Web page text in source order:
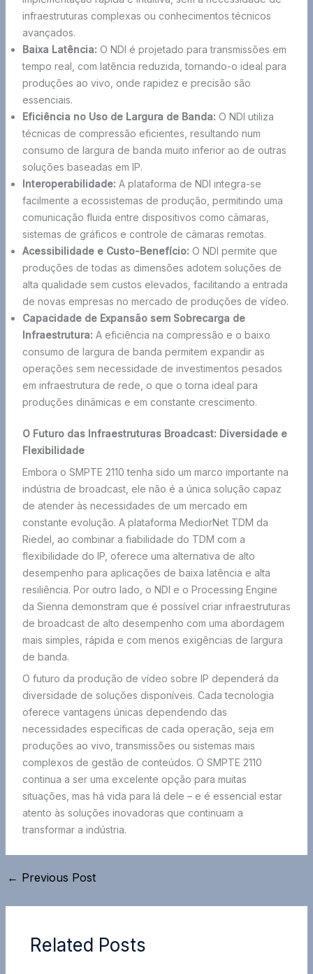
infraestruturas complexas ou conhecimentos técnicos
avançados.
Baixa Latência: O NDI é projetado para transmissões em
tempo real, com latência reduzida, tornando-o ideal para
produções ao vivo, onde rapidez e precisão são
essenciais.
Eficiência no Uso de Largura de Banda: O NDI utiliza
técnicas de compressão eficientes, resultando num
consumo de largura de banda muito inferior ao de outras
soluções baseadas em IP.
Interoperabilidade: A plataforma de NDI integra-se
facilmente a ecossistemas de produção, permitindo uma
comunicação fluida entre dispositivos como câmaras,
sistemas de gráficos e controle de câmaras remotas.
Acessibilidade e Custo-Benefício: O NDI permite que
produções de todas as dimensões adotem soluções de
alta qualidade sem custos elevados, facilitando a entrada
de novas empresas no mercado de produções de vídeo.
Capacidade de Expansão sem Sobrecarga de
Infraestrutura: A eficiência na compressão e o baixo
consumo de largura de banda permitem expandir as
operações sem necessidade de investimentos pesados
em infraestrutura de rede, o que o torna ideal para
produções dinâmicas e em constante crescimento.
O Futuro das Infraestruturas Broadcast: Diversidade e
Flexibilidade
Embora o SMPTE 2110 tenha sido um marco importante na
indústria de broadcast, ele não é a única solução capaz
de atender às necessidades de um mercado em
constante evolução. A plataforma MediorNet TDM da
Riedel, ao combinar a fiabilidade do TDM com a
flexibilidade do IP, oferece uma alternativa de alto
desempenho para aplicações de baixa latência e alta
resiliência. Por outro lado, o NDI e o Processing Engine
da Sienna demonstram que é possível criar infraestruturas
de broadcast de alto desempenho com uma abordagem
mais simples, rápida e com menos exigências de largura
de banda.
O futuro da produção de vídeo sobre IP dependerá da
diversidade de soluções disponíveis. Cada tecnologia
oferece vantagens únicas dependendo das
necessidades específicas de cada operação, seja em
produções ao vivo, transmissões ou sistemas mais
complexos de gestão de conteúdos. O SMPTE 2110
continua a ser uma excelente opção para muitas
situações, mas há vida para lá dele – e é essencial estar
atento às soluções inovadoras que continuam a
transformar a indústria.
← Previous Post
Related Posts